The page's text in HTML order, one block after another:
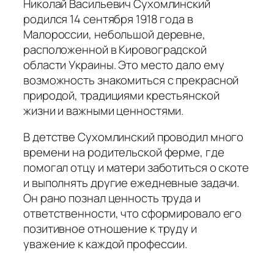
Николай Васильевич Сухомлинский
родился 14 сентября 1918 года в
Малороссии, небольшой деревне,
расположенной в Кировоградской
области Украины. Это место дало ему
возможность знакомиться с прекрасной
природой, традициями крестьянской
жизни и важными ценностями.
В детстве Сухомлинский проводил много
времени на родительской ферме, где
помогал отцу и матери заботиться о скоте
и выполнять другие ежедневные задачи.
Он рано познал ценность труда и
ответственности, что сформировало его
позитивное отношение к труду и
уважение к каждой профессии.